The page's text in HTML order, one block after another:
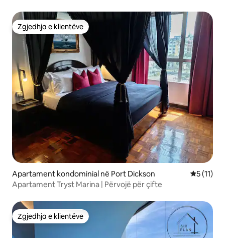
Zgjedhja e klientëve
Zgjedhja e klientëve
Apartament kondominial në Port Dickson Vlerësimi
5 (11)
Apartament Tryst Marina | Përvojë për çifte
Zgjedhja e klientëve
Zgjedhja e klientëve